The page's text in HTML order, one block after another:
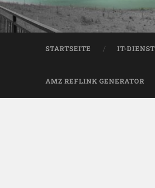
STARTSEITE IT-
AMZ REFLINK GENERATOR